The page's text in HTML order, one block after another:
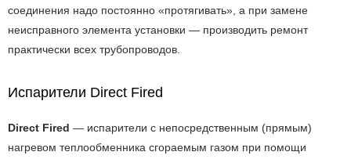
соединения надо постоянно «протягивать», а при замене
неисправного элемента установки — производить ремонт
практически всех трубопроводов.
Испарители Direct Fired
Direct Fired — испарители с непосредственным (прямым)
нагревом теплообменника сгораемым газом при помощи